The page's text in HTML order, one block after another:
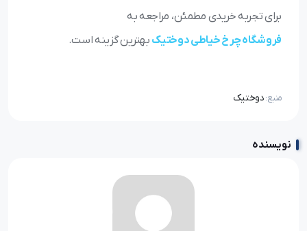
برای تجربه خریدی مطمئن، مراجعه به
فروشگاه چرخ خیاطی دوختیک بهترین گزینه است.
منبع:دوختیک
نویسنده